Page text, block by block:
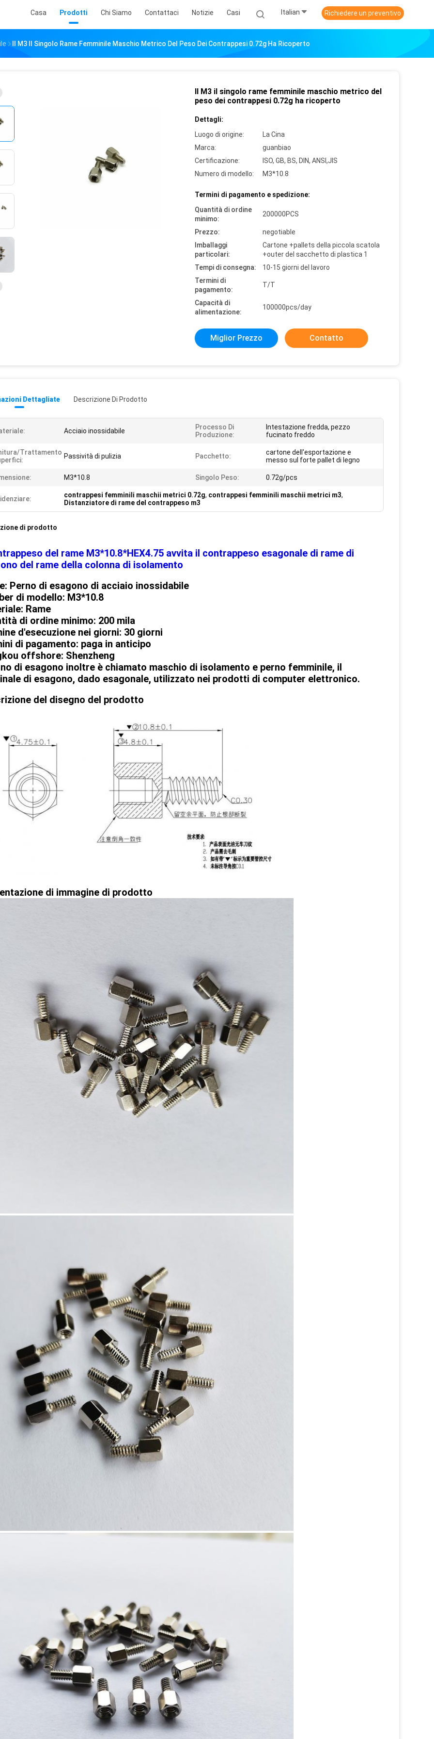
Casa Prodotti Chi Siamo Contattaci Notizie Casi Italian Richiedere un preventivo
Il M3 Il Singolo Rame Femminile Maschio Metrico Del Peso Dei Contrappesi 0.72g Ha Ricoperto
Il M3 il singolo rame femminile maschio metrico del
peso dei contrappesi 0.72g ha ricoperto
Dettagli:
Luogo di origine:
La Cina
Marca:
guanbiao
Certificazione:
ISO, GB, BS, DIN, ANSI,JIS
Numero di modello:
M3*10.8
Termini di pagamento e spedizione:
Quantità di ordine
minimo:
200000PCS
Prezzo:
negotiable
Imballaggi
particolari:
Cartone +pallets della piccola scatola
+outer del sacchetto di plastica 1
Tempi di consegna:
10-15 giorni del lavoro
Termini di
pagamento:
T/T
Capacità di
alimentazione:
100000pcs/day
Miglior Prezzo Contatto
Dettagliate Descrizione Di Prodotto
Acciaio inossidabile
Processo Di
Produzione:
Intestazione fredda, pezzo
fucinato freddo
trattamento Passività di pulizia Pacchetto:
cartone dell'esportazione e
messo sul forte pallet di legno
M3*10.8 Singolo Peso: 0.72g/pcs
contrappesi femminili maschii metrici 0.72g, contrappesi femminili maschii metrici m3,
Distanziatore di rame del contrappeso m3
di prodotto
del rame M3*10.8*HEX4.75 avvita il contrappeso esagonale di rame di
del rame della colonna di isolamento
Perno di esagono di acciaio inossidabile
di modello: M3*10.8
Rame
di ordine minimo: 200 mila
d'esecuzione nei giorni: 30 giorni
di pagamento: paga in anticipo
offshore: Shenzheng
di esagono inoltre è chiamato maschio di isolamento e perno femminile, il
di esagono, dado esagonale, utilizzato nei prodotti di computer elettronico.
del disegno del prodotto
di immagine di prodotto